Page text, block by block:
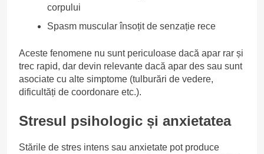
corpului
Spasm muscular însoțit de senzație rece
Aceste fenomene nu sunt periculoase dacă apar rar și
trec rapid, dar devin relevante dacă apar des sau sunt
asociate cu alte simptome (tulburări de vedere,
dificultăți de coordonare etc.).
Stresul psihologic și anxietatea
Stările de stres intens sau anxietate pot produce